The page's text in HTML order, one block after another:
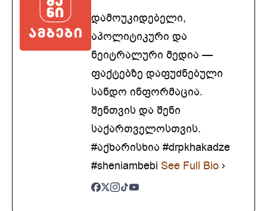
დამოუკიდებელი,
აპოლიტიკური და
ნეიტრალური მედია —
ფაქტებზე დაფუძნებული
სანდო ინფორმაცია.
შენთვის და შენი
საქართველოსთვის.
#აქხარისხია #drpkhakadze
#sheniambebi See Full Bio